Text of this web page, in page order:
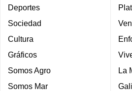
Deportes
Sociedad
Cultura
Gráficos
Somos Agro
Somos Mar
La